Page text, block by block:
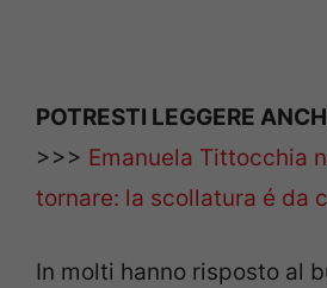
POTRESTI LEGGERE
>>> Emanuela Tittocchia
tornare: la scollatura é da
In molti hanno risposto al